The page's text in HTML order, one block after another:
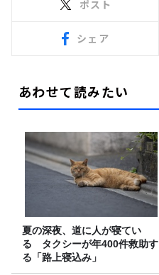
ポスト
シェア
あわせて読みたい
夏の深夜、道に人が寝てい
る タクシーが年400件救助す
る「路上寝込み」